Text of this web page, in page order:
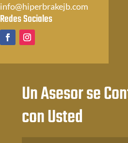
info@hiperbrakejb.com
Redes Sociales
Un Asesor se
con Usted